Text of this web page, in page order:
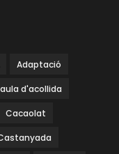
Adaptació
aula d'acollida
Cacaolat